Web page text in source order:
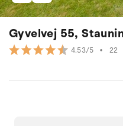
Gyvelvej 55,
4.53/5 • 22